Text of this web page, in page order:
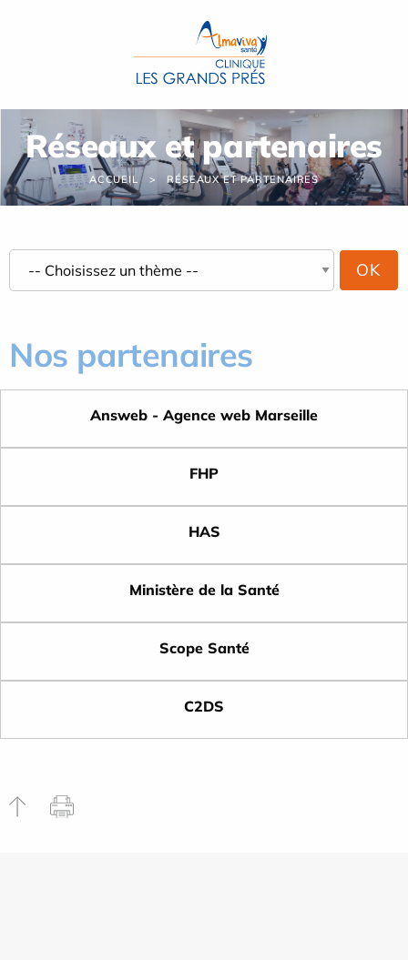
Réseaux et partenaires
ACCUEIL RÉSEAUX ET PARTENAIRES
Nos partenaires
Answeb - Agence web Marseille
FHP
HAS
Ministère de la Santé
Scope Santé
C2DS